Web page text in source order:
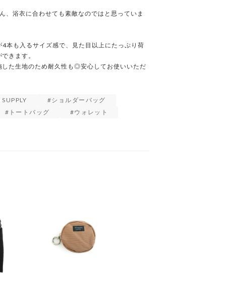
、浴衣に合わせても素敵なのではと思っていま
本も入るサイズ感で、見た目以上にたっぷり荷
きます。
した生地のため耐久性も◎安心してお使いいただ
ショルダーバッグ
トートバッグ
ウォレット